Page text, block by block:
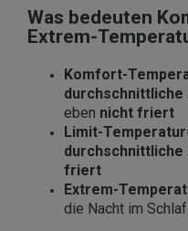
Was bedeuten
Extrem-
Komfort-
durchschnittliche
eben nicht friert
Limit-Temperatur
durchschnittliche
friert
Extrem-
die Nacht im